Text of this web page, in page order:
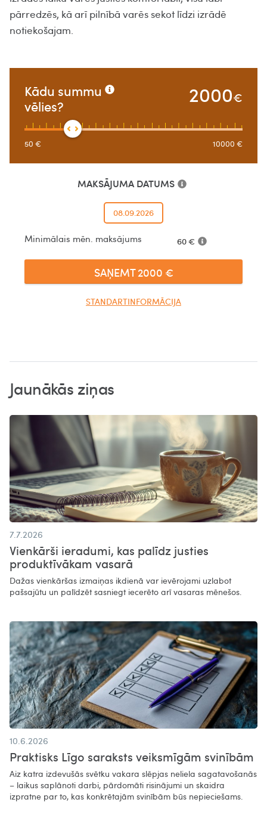
pārredzēs, kā arī pilnībā varēs sekot līdzi izrādē
notiekošajam.
Kādu summu
vēlies?
2000€
50 € 10000 €
MAKSĀJUMA DATUMS
08.09.2026
Minimālais mēn. maksājums 60€
SAŅEMT2000 €
STANDARTINFORMĀCIJA
Jaunākās ziņas
7.7.2026
Vienkārši ieradumi, kas palīdz justies
produktīvākam vasarā​
Dažas vienkāršas izmaiņas ikdienā var ievērojami uzlabot
pašsajūtu un palīdzēt sasniegt iecerēto arī vasaras mēnešos.
10.6.2026
Praktisks Līgo saraksts veiksmīgām svinībām
Aiz katra izdevušās svētku vakara slēpjas neliela sagatavošanās
– laikus saplānoti darbi, pārdomāti risinājumi un skaidra
izpratne par to, kas konkrētajām svinībām būs nepieciešams.